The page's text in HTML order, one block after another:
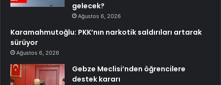
gelecek?
Ağustos 6, 2026
Karamahmutoğlu: PKK’nın narkotik saldırıları artarak
sürüyor
Ağustos 6, 2026
Gebze Meclisi’nden öğrencilere
destek kararı